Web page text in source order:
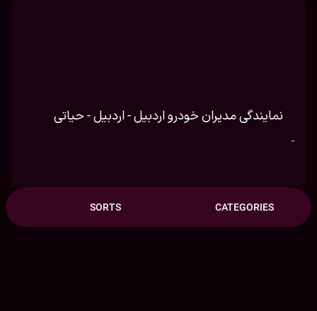
نمایندگی مدیران خودرو اردبیل - اردبیل - حیاتی
-
CATEGORIES
SORTS